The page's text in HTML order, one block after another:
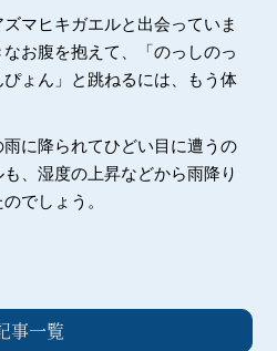
マヒキガエルと出会っていま
お腹を抱えて、「のっしのっ
ょん」と跳ねるには、もう体
に降られてひどい目に遭うの
、湿度の上昇などから雨降り
でしょう。
事一覧